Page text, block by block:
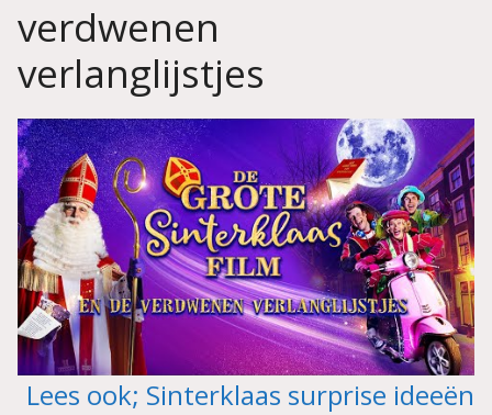
verdwenen
verlanglijstjes
Lees ook; Sinterklaas surprise ideeën